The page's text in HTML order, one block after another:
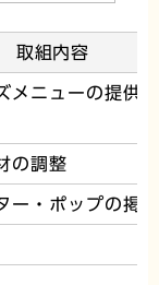
取組内容
メニューの提供
の調整
ー・ポップの掲